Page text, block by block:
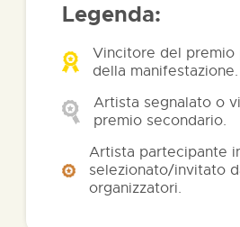
Legenda:
Vincitore del premio
della manifestazione.
Artista segnalato o
premio secondario.
Artista partecipante
selezionato/invitato
organizzatori.